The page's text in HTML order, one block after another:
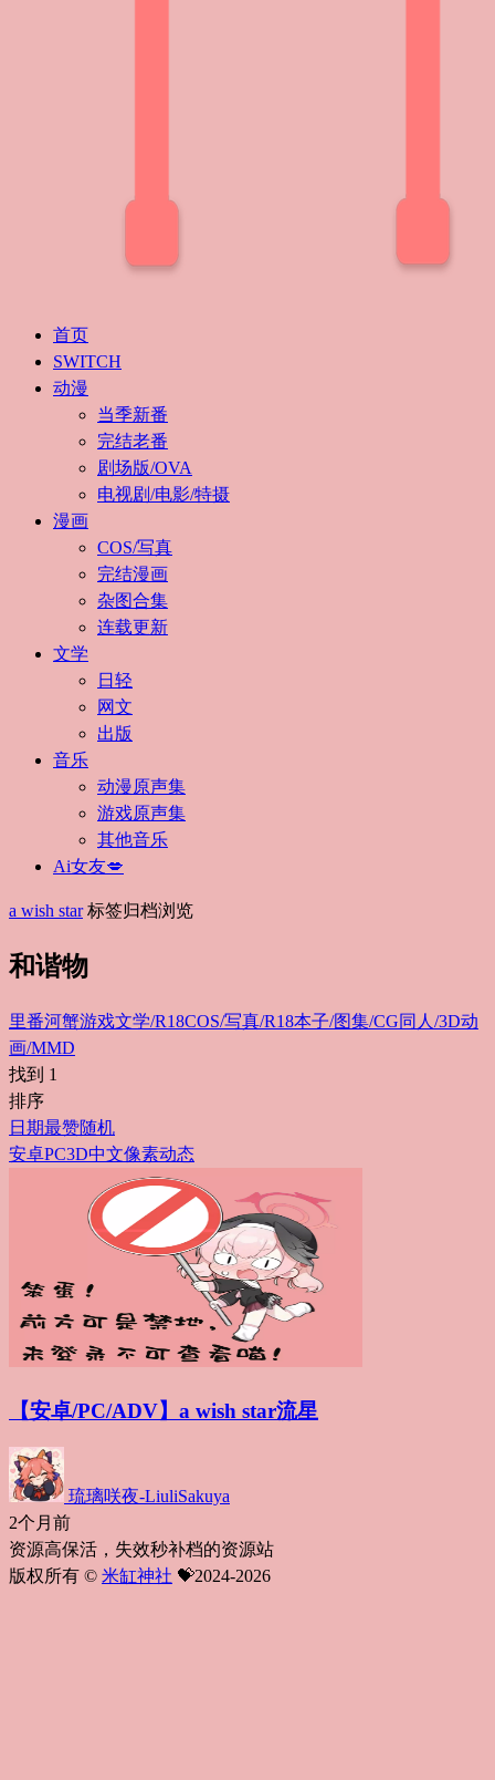
首页
SWITCH
动漫
当季新番
完结老番
剧场版/OVA
电视剧/电影/特摄
漫画
COS/写真
完结漫画
杂图合集
连载更新
文学
日轻
网文
出版
音乐
动漫原声集
游戏原声集
其他音乐
Ai女友💋
a wish star 标签归档浏览
和谐物
里番河蟹游戏文学/R18COS/写真/R18本子/图集/CG同人/3D动
画/MMD
找到 1
排序
日期最赞随机
安卓PC3D中文像素动态
【安卓/PC/ADV】a wish star流星
琉璃咲夜-LiuliSakuya
2个月前
资源高保活，失效秒补档的资源站
版权所有 © 米缸神社 💝2024-2026